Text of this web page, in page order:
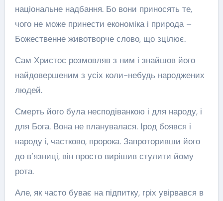
національне надбання. Бо вони приносять те,
чого не може принести економіка і природа –
Божественне животворче слово, що зцілює.
Сам Христос розмовляв з ним і знайшов його
найдовершеним з усіх коли-небудь народжених
людей.
Смерть його була несподіванкою і для народу, і
для Бога. Вона не планувалася. Ірод боявся і
народу і, частково, пророка. Запроторивши його
до в’язниці, він просто вирішив стулити йому
рота.
Але, як часто буває на підпитку, гріх увірвався в